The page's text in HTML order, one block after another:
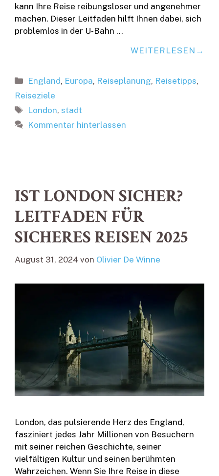
kann Ihre Reise reibungsloser und angenehmer
machen. Dieser Leitfaden hilft Ihnen dabei, sich
problemlos in der U-Bahn …
WEITERLESEN
Kategorien
England, Europa, Reiseplanung, Reisetipps,
Reiseziele
Schlagwörter
London,stadt
Kommentar hinterlassen
IST LONDON SICHER?
LEITFADEN FÜR
SICHERES REISEN 2025
August 31, 2024 von Olivier De Winne
London, das pulsierende Herz des England,
fasziniert jedes Jahr Millionen von Besuchern
mit seiner reichen Geschichte, seiner
vielfältigen Kultur und seinen berühmten
Wahrzeichen. Wenn Sie Ihre Reise in diese